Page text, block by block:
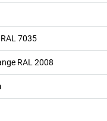
7035
RAL 2008